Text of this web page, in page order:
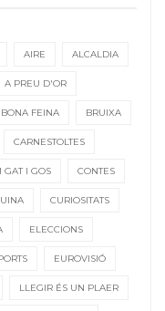
AIRE ALCALDIA
A PREU D'OR
BONA FEINA BRUIXA
CARNESTOLTES
GAT I GOS CONTES
CURIOSITATS
ELECCIONS
EUROVISIÓ
LLEGIR ÉS UN PLAER